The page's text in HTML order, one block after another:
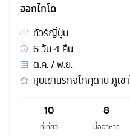
ฮอกไกโด
ทัวร์ญี่ปุ่น
6วัน4 คืน
ต.ค. / พ.ย.
หุบเขานรกจิโกคุดานิ ภูเ
10
ที่เที่ยว
8
มื้ออาหาร